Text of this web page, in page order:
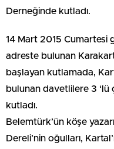
Derneğinde kutladı.
14 Mart 2015 Cumartesi
adreste bulunan
başlayan kutlamada,
bulunan davetlilere 3
kutladı.
Belemtürk’ün köşe
Dereli’nin oğulları,